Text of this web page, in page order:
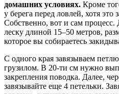
домашних условиях. Кроме
у берега перед ловлей, хотя это
Собственно, вот и сам процесс.
леску длиной 15–50 метров,
которое вы собираетесь
С одного края завязываем
грузилом. В 20-ти см нужно
закрепления поводка. Далее,
завязывайте еще 4 петельки.